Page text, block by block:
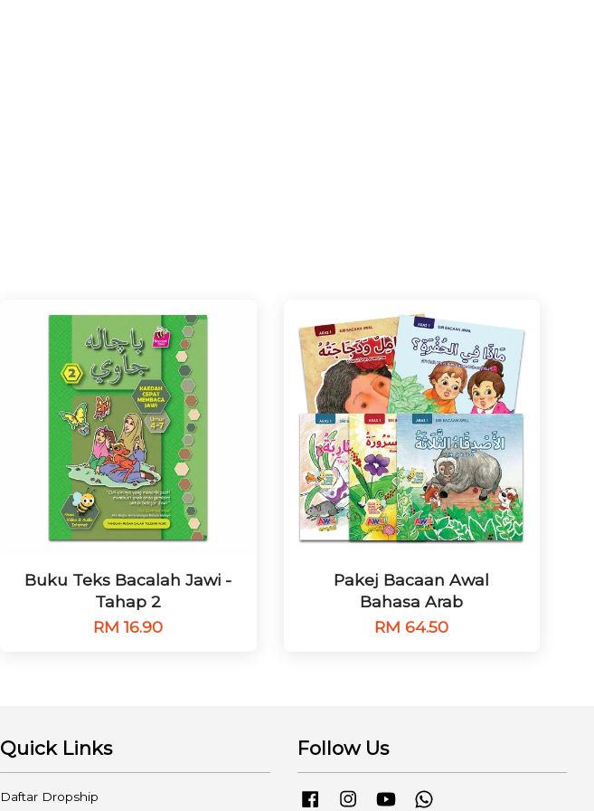
Buku Teks Bacalah Jawi -
Tahap 2
RM 16.90
Pakej Bacaan Awal
Bahasa Arab
RM 64.50
Quick Links
Daftar Dropship
Follow Us
FacebookInstagramYouTube